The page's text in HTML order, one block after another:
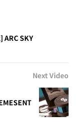
ARC SKY
Next Video